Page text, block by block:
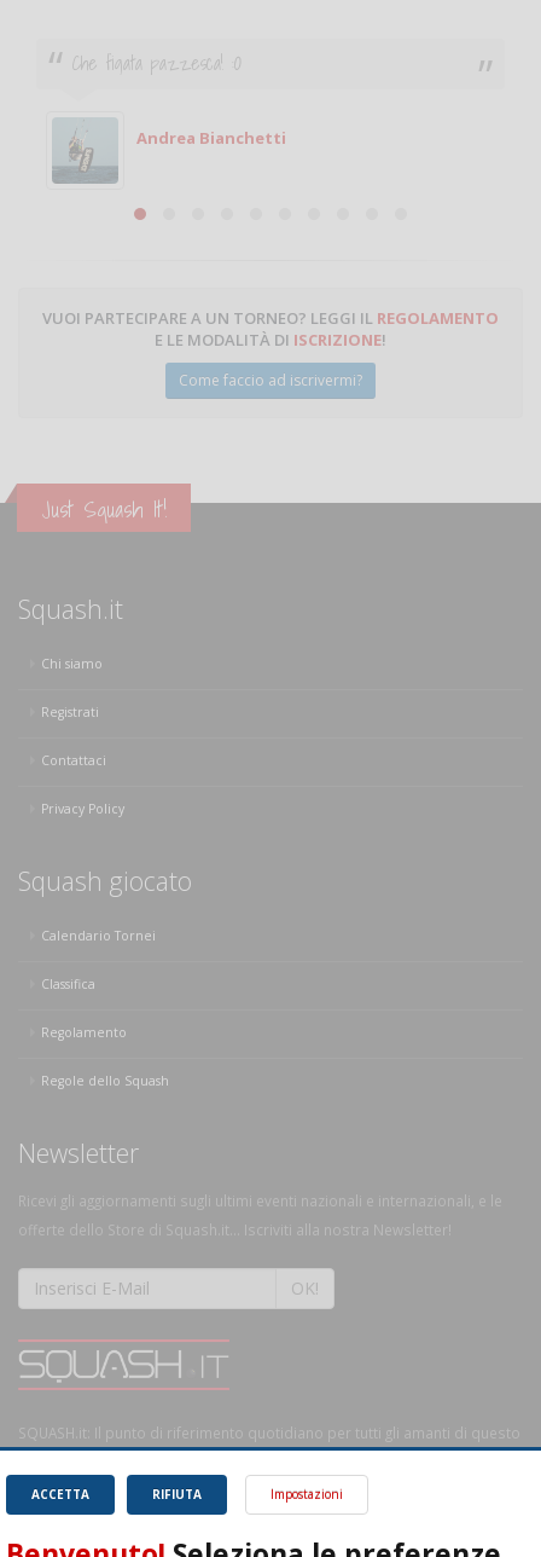
Ciao. Sono a Treviglio da poco e vorrei tornare a
giocare. Se sei in zona e puoi giocare fammi sapere.
Michele
Michele Miglionico
VUOI PARTECIPARE A UN TORNEO? LEGGI IL REGOLAMENTO
E LE MODALITÀ DI ISCRIZIONE!
Come faccio ad iscrivermi?
Just Squash It!
Squash.it
Chi siamo
Registrati
Contattaci
Privacy Policy
Squash giocato
Calendario Tornei
Classifica
Regolamento
Regole dello Squash
Newsletter
Ricevi gli aggiornamenti sugli ultimi eventi nazionali e internazionali, e le
offerte dello Store di Squash.it... Iscriviti alla nostra Newsletter!
OK!
SQUASH.it: Il punto di riferimento quotidiano per tutti gli amanti di questo
RIFIUTA
ACCETTA Impostazioni